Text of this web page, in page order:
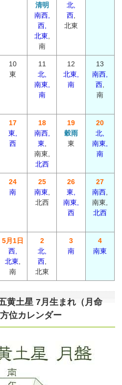
清明
南西,
西,
北東
南
北,
西
北東
10
東
11
北,
南東,
南
12
北東,
南
13
南西,
西
南
17
東,
西
18
南西,
東
南東,
北西
19
穀雨
東
20
北,
南東,
南
24
南
25
南東
北西
26
東,
南東,
西
27
南西
南東,
北西
5月1日
西,
北東
南
2
北,
西,
北東
3
南
4
南東
黄土星 7月生まれ（月命
位カレンダー